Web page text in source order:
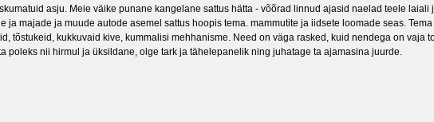
asju. Meie väike punane kangelane sattus hätta - võõrad linnud ajasid naelad teele laiali
majade ja muude autode asemel sattus hoopis tema. mammutite ja iidsete loomade seas.
tõstukeid, kukkuvaid kive, kummalisi mehhanisme. Need on väga rasked, kuid nendega on vaja
poleks nii hirmul ja üksildane, olge tark ja tähelepanelik ning juhatage ta ajamasina juurde.